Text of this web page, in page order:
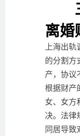
三
离婚
上海出
的分割方
产，协议
根据财产
女、女方
决。法律
同居导致